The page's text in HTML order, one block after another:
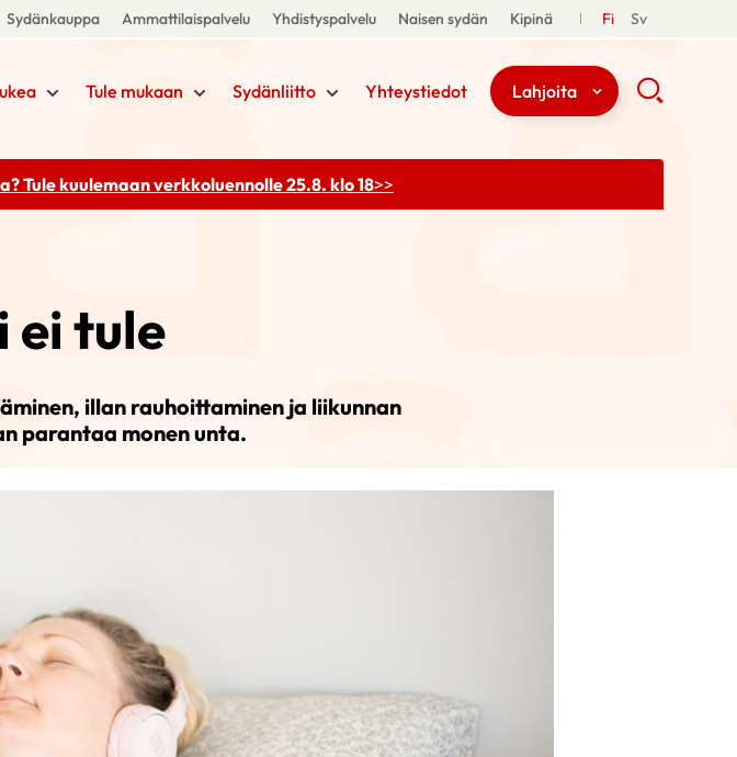
Sydänkauppa Ammattilaispalvelu Yhdistyspalvelu Naisen sydän Kipinä Fi Sv
Tule mukaan Sydänliitto Yhteystiedot Lahjoita
Tule kuulemaanverkkoluennolle 25.8. klo 18>>
ei tule
illan rauhoittaminen ja liikunnan
parantaa monen unta.